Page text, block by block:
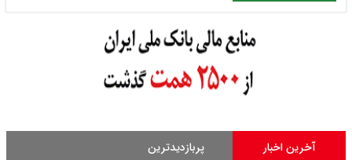
آخرین اخبار پربازدیدترین